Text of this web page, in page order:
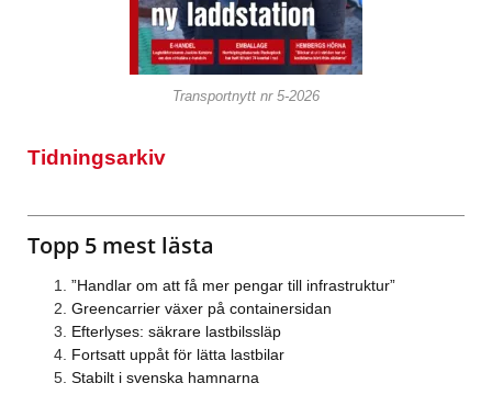
Transportnytt nr 5-2026
Tidningsarkiv
Topp 5 mest lästa
”Handlar om att få mer pengar till infrastruktur”
Greencarrier växer på containersidan
Efterlyses: säkrare lastbilssläp
Fortsatt uppåt för lätta lastbilar
Stabilt i svenska hamnarna